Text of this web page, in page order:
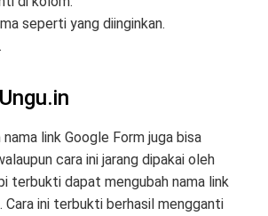
seperti yang diinginkan.
nama link Google Form juga bisa
cara ini jarang dipakai oleh
terbukti dapat mengubah nama link
Cara ini terbukti berhasil mengganti